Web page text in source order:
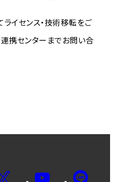
イセンス・技術移転をご
携センターまでお問い合